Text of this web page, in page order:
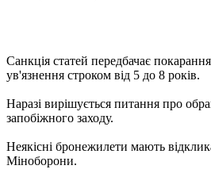
Санкція статей передбачає
ув'язнення строком від 5 до 8 років.
Наразі вирішується питання про
запобіжного заходу.
Неякісні бронежилети мають
Міноборони.